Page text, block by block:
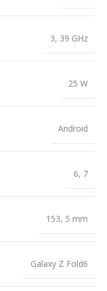
3, 39 GHz
25 W
Android
6, 7
153, 5 mm
Galaxy Z Fold6